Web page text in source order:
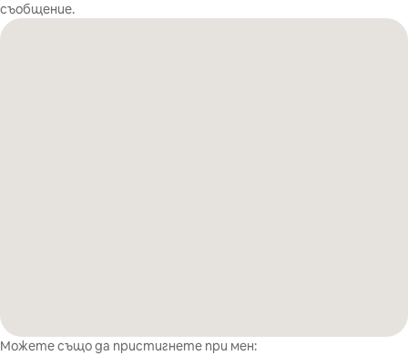
съобщение.
Можете също да пристигнете при мен: